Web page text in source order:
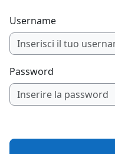
Username
Password